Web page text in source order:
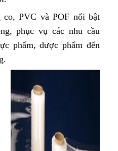
co, PVC và POF nổi bật
phục vụ các nhu cầu
phẩm, dược phẩm đến